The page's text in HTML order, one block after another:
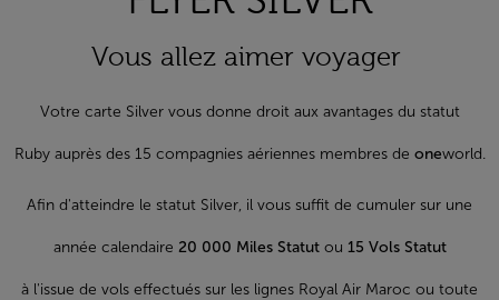
Vous allez aimer voyager
Votre carte Silver vous donne droit aux avantages du statut
Ruby auprès des 15 compagnies aériennes membres de oneworld.
Afin d'atteindre le statut Silver, il vous suffit de cumuler sur une
année calendaire 20 000 Miles Statutou 15 Vols Statut
à l'issue de vols effectués sur les lignes Royal Air Maroc ou toute